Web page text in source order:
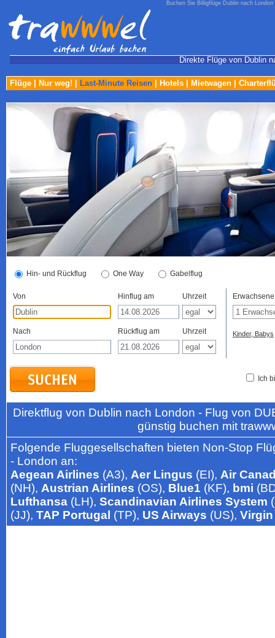
Buchen Sie Billigflüge Dublin nach
Direkte Flüge von Dublin
Flüge Nur weg! Last-Minute Reisen Hotels Mietwagen
Hin- und Rückflug One Way Gabelflug
Von Hinflug am Uhrzeit
Nach Rückflug am Uhrzeit
Erwachsene
Kinder, Babys
Ich
Direktflug von Dublin nach London - Flug von
günstig buchen mit
Folgende Fluggesellschaften bieten Non-Stop
- London an:
Aegean Airlines (A3), Aer Lingus (EI), Air
(NH), Austrian Airlines (OS), Blue1 (KF), bmi
Lufthansa (LH), Scandinavian Airlines System
(JJ), TAP Portugal (TP), US Airways (US),